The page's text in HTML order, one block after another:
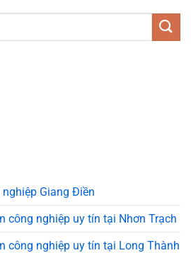
Giang Điền
công nghiệp uy tín tại Nhơn Trạch
công nghiệp uy tín tại Long Thành